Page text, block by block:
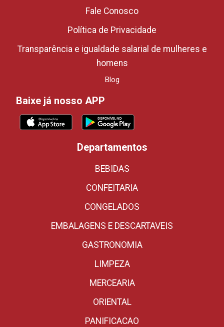
Fale Conosco
Política de Privacidade
Transparência e igualdade salarial de mulheres e
homens
Blog
Baixe já nosso APP
Departamentos
BEBIDAS
CONFEITARIA
CONGELADOS
EMBALAGENS E DESCARTAVEIS
GASTRONOMIA
LIMPEZA
MERCEARIA
ORIENTAL
PANIFICACAO